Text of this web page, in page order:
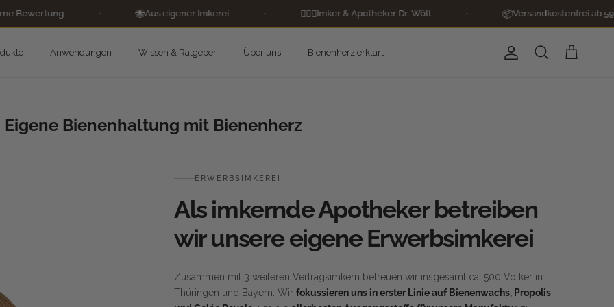
• Aus eigener Imkerei • Imker & Apotheker Dr. Wöll • Versandkostenfrei ab 59€ •
Anwendungen Wissen & Ratgeber Über uns Bienenherz erklärt KontoSuchen Warenkorb
Eigene Bienenhaltung mit Bienenherz
ERWERBSIMKEREI
Als imkernde Apotheker betreiben
wir unsere eigene Erwerbsimkerei
Zusammen mit 3 weiteren Vertragsimkern betreuen wir insgesamt ca. 500 Völker in
Thüringen und Bayern. Wir fokussieren uns in erster Linie auf Bienenwachs, Propolis